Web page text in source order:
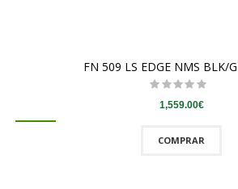
FN 509 LS EDGE NMS BLK/
1,559.00€
COMPRAR